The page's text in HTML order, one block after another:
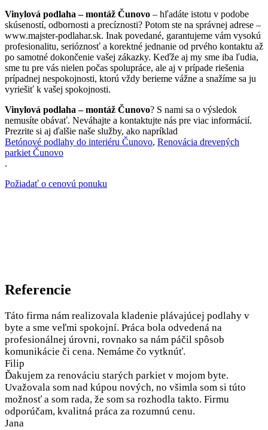
Vinylová podlaha – montáž Čunovo – hľadáte istotu v podobe
skúseností, odbornosti a precíznosti? Potom ste na správnej adrese –
www.majster-podlahar.sk. Inak povedané, garantujeme vám vysokú
profesionalitu, serióznosť a korektné jednanie od prvého kontaktu až
po samotné dokončenie vašej zákazky. Keďže aj my sme iba ľudia,
sme tu pre vás nielen počas spolupráce, ale aj v prípade riešenia
prípadnej nespokojnosti, ktorú vždy berieme vážne a snažíme sa ju
vyriešiť k vašej spokojnosti.
Vinylová podlaha – montáž Čunovo? S nami sa o výsledok
nemusíte obávať. Neváhajte a kontaktujte nás pre viac informácií.
Prezrite si aj ďalšie naše služby, ako napríklad
Betónové podlahy do interiéru Čunovo, Renovácia drevených
parkiet Čunovo
.
Požiadať o cenovú ponuku
Referencie
Táto firma nám realizovala kladenie plávajúcej podlahy v
byte a sme veľmi spokojní. Práca bola odvedená na
profesionálnej úrovni, rovnako sa nám páčil spôsob
komunikácie či cena. Nemáme čo vytknúť.
Filip
Ďakujem za renováciu starých parkiet v mojom byte.
Uvažovala som nad kúpou nových, no všimla som si túto
možnosť a som rada, že som sa rozhodla takto. Firmu
odporúčam, kvalitná práca za rozumnú cenu.
Jana